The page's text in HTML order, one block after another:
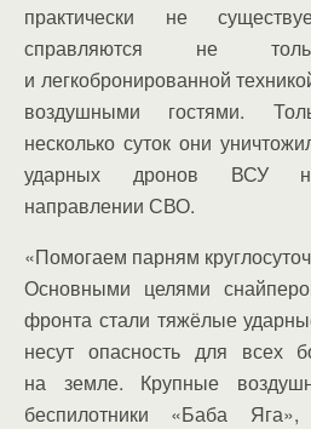
практически не
справляются не
и легкобронированной
воздушными гостями.
несколько суток они
ударных дронов ВСУ на
направлении СВО.
«Помогаем парням
Основными целями
фронта стали тяжёлые
несут опасность для всех
на земле. Крупные
беспилотники «Баба